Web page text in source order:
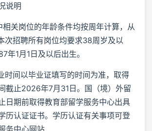
说明
相关岗位的年龄条件均按周年计算，从
次招聘所有岗位均要求38周岁及以
年1月1日及以后出生。
时间以毕业证填写的时间为准，取得
截止2026年7月31日。国（境）外留
日期前取得教育部留学服务中心出具
历认证证书。学历认证有关事项可登
务中心网站